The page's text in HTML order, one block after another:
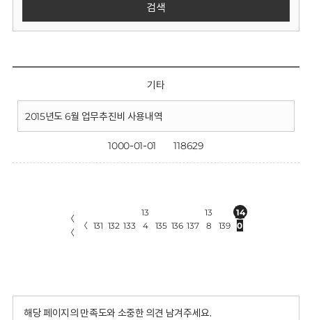
검색
기타
2015년도 6월 업무추진비 사용내역
1000-01-01 118629
〈
〈
〈 131 132 133
13
4
135 136 137
13
8
139
14
0
해당 페이지의 만족도와 소중한 의견 남겨주세요.